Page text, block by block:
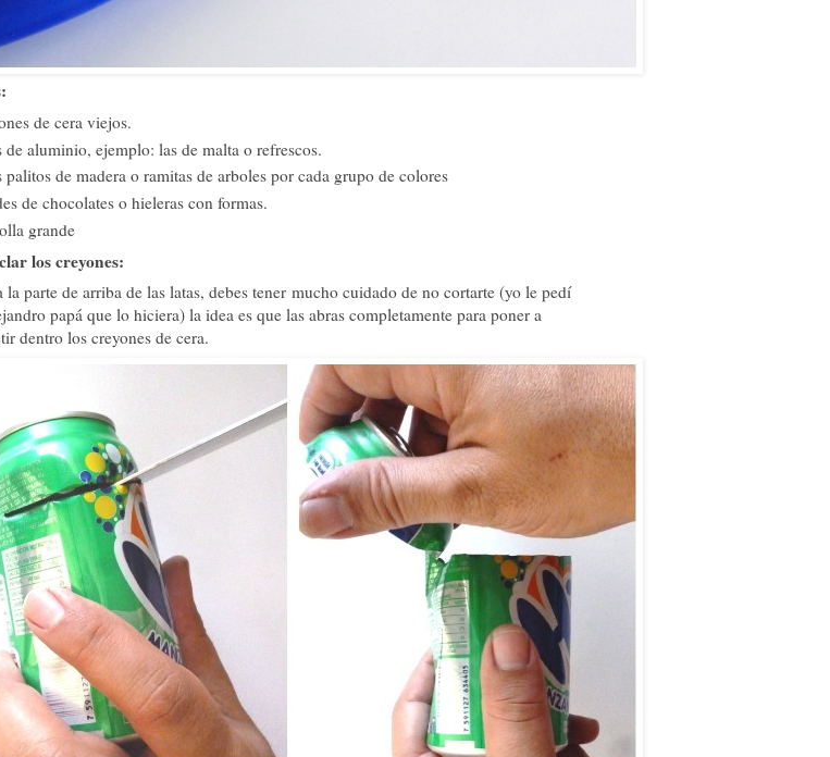
de cera viejos.
de aluminio, ejemplo: las de malta o refrescos.
palitos de madera o ramitas de arboles por cada grupo de colores
de chocolates o hieleras con formas.
grande
los creyones:
la parte de arriba de las latas, debes tener mucho cuidado de no cortarte (yo le pedí
papá que lo hiciera) la idea es que las abras completamente para poner a
dentro los creyones de cera.